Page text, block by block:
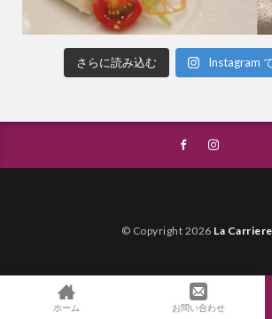
さらに読み込む Instagram
© Copyright 2026 La Carriere
ホーム お問い合わせ